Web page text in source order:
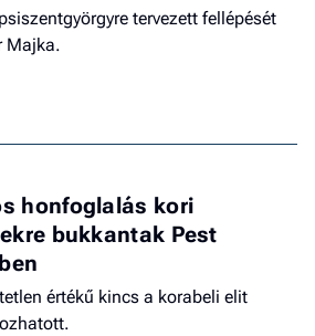
tervezett fellépését
Majka.
honfoglalás kori
bukkantak Pest
értékű kincs a korabeli elit